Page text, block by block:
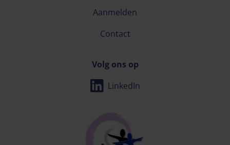
LinkedIn
Volg ons op
Aanmelden
Contact